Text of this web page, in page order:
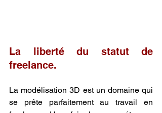
La liberté du statut de
freelance.
La modélisation 3D est un domaine qui
se prête parfaitement au travail en